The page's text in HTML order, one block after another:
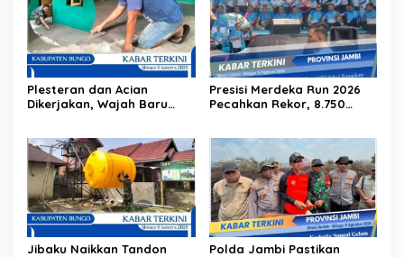
Plesteran dan Acian
Dikerjakan, Wajah Baru
Presisi Merdeka Run 2026
Pecahkan Rekor, 8.750
Jibaku Naikkan Tandon
Polda Jambi Pastikan